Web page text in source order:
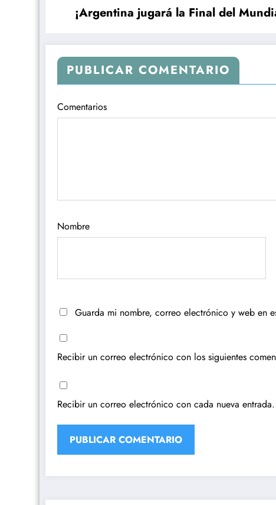
¡Argentina jugará la Final del
PUBLICAR COMENTARIO
Comentarios
Nombre
Guarda mi nombre, correo electrónico y web en
Recibir un correo electrónico con los siguientes
Recibir un correo electrónico con cada nueva entrada.